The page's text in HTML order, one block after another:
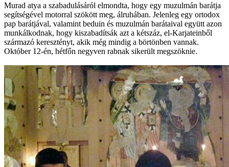
Murad atya a szabadulásáról elmondta, hogy egy muzulmán barátja
segítségével motorral szökött meg, álruhában. Jelenleg egy ortodox
pap barátjával, valamint beduin és muzulmán barátaival együtt azon
munkálkodnak, hogy kiszabadítsák azt a kétszáz, el-Karjateinből
származó keresztényt, akik még mindig a börtönben vannak.
Október 12-én, hétfőn negyven rabnak sikerült megszöknie.